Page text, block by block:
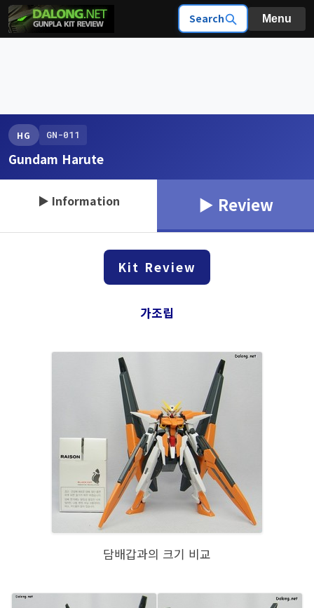
Search Menu
HG GN-011
Gundam Harute
▶ Information ▶ Review
Kit Review
가조립
담배갑과의 크기 비교